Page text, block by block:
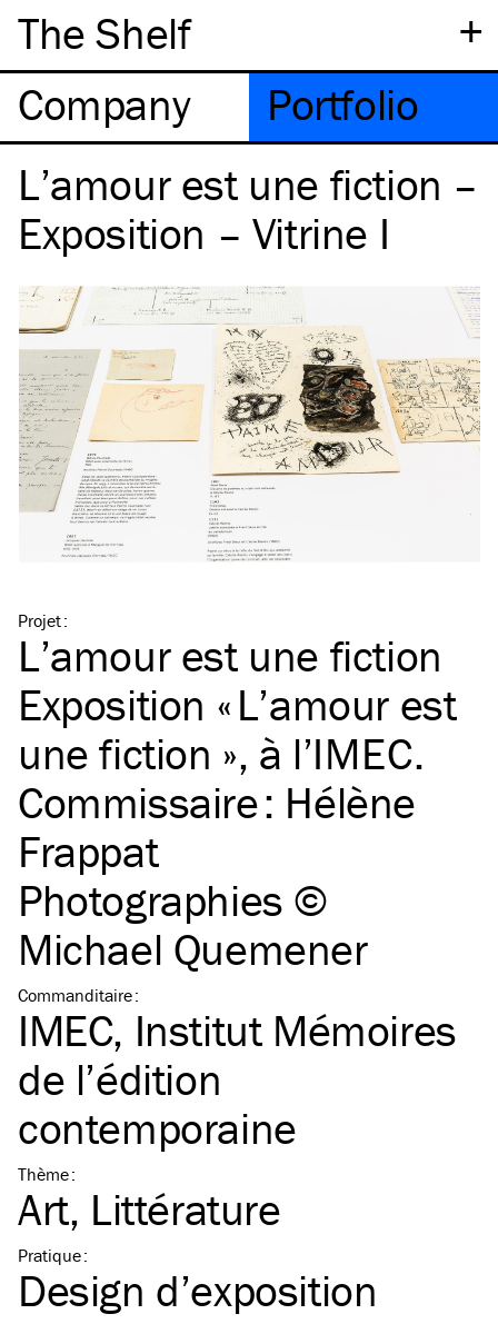
+
The Shelf
Company
Portfolio
L’amour est une fiction –
Exposition – Vitrine I
Projet:
L’amour est une fiction
Exposition « L’amour est
une fiction », à l’IMEC.
Commissaire : Hélène
Frappat
Photographies ©
Michael Quemener
Commanditaire:
IMEC, Institut Mémoires
de l’édition
contemporaine
Thème:
Art Littérature
Pratique:
Design d’exposition